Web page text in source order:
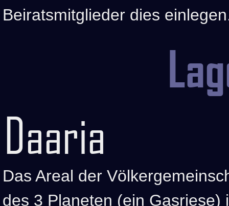
Beiratsmitglieder dies
Daaria
Das Areal der
des 3 Planeten (ein Gasriese)